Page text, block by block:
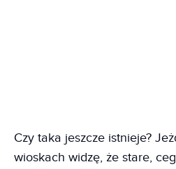
Czy taka jeszcze istnieje?
wioskach widzę, że stare,